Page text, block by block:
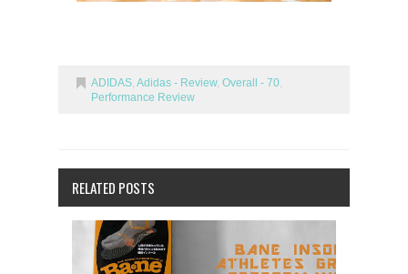
ADIDAS, Adidas - Review, Overall - 70,
Performance Review
RELATED POSTS